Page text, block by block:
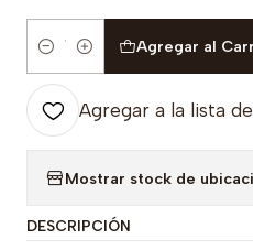
Cantidad
Agregar al
Agregar a la lista
Mostrar stock de
DESCRIPCIÓN